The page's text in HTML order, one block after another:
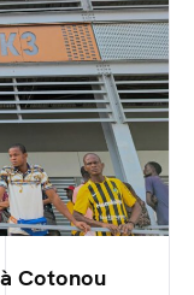
Cotonou